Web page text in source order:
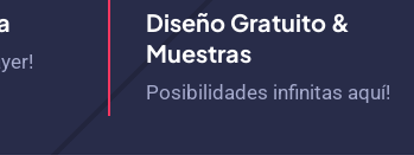
Diseño Gratuito &
Muestras
Posibilidades infinitas aquí!